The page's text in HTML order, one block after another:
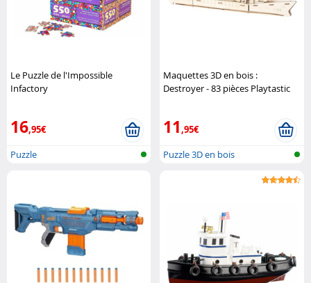
Le Puzzle de l'Impossible
Infactory
16,95€
Puzzle
Maquettes 3D en bois :
Destroyer - 83 pièces Playtastic
11,95€
Puzzle 3D en bois